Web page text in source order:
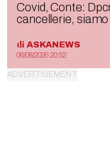
Covid, Conte:
cancellerie,
di ASKANEWS
06/08/2026 20:52